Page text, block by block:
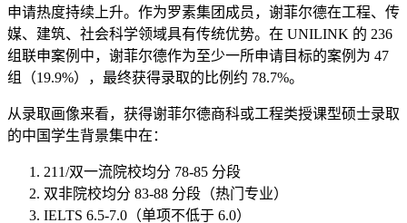
申请热度持续上升。作为罗素集团成员，谢菲尔德在工程、传
媒、建筑、社会科学领域具有传统优势。在 UNILINK 的 236
组联申案例中，谢菲尔德作为至少一所申请目标的案例为 47
组（19.9%），最终获得录取的比例约 78.7%。
从录取画像来看，获得谢菲尔德商科或工程类授课型硕士录取
的中国学生背景集中在：
211/双一流院校均分 78-85 分段
双非院校均分 83-88 分段（热门专业）
IELTS 6.5-7.0（单项不低于 6.0）